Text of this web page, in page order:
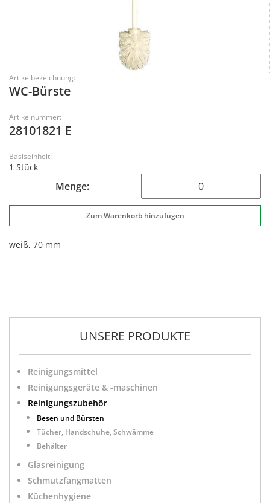
Artikelbezeichnung:
WC-Bürste
Artikelnummer:
28101821 E
Basiseinheit:
1 Stück
Menge:
weiß, 70 mm
UNSERE PRODUKTE
Reinigungsmittel
Reinigungsgeräte & -maschinen
Reinigungszubehör
Besen und Bürsten
Tücher, Handschuhe, Schwämme
Behälter
Glasreinigung
Schmutzfangmatten
Küchenhygiene